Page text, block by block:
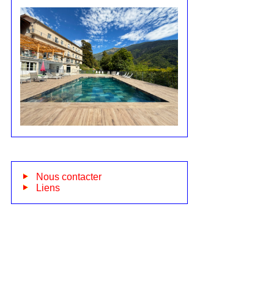
Nous contacter
Liens